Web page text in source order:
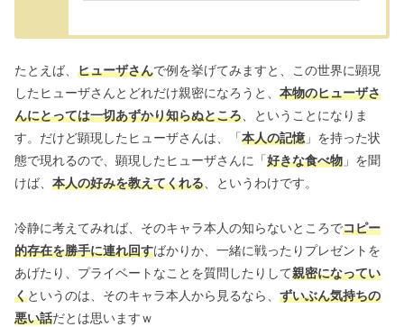
たとえば、 ヒューザさんで例を挙げてみますと、この世界に顕現
したヒューザさんとどれだけ親密になろうと、 本物のヒューザさ
んにとっては一切あずかり知らぬところ 、ということになりま
す。だけど顕現したヒューザさんは、「本人の記憶 」を持った状
態で現れるので、顕現したヒューザさんに「好きな食べ物 」を聞
けば、 本人の好みを教えてくれる 、というわけです。
冷静に考えてみれば、そのキャラ本人の知らないところでコピー
的存在を勝手に連れ回すばかりか、一緒に戦ったりプレゼントを
あげたり、プライベートなことを質問したりして親密になってい
くというのは、そのキャラ本人から見るなら、 ずいぶん気持ちの
悪い話だとは思いますｗ